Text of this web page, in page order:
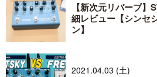
【新次元リバーブ
細レビュー【シンセ
ン】
2021.04.03 (土)